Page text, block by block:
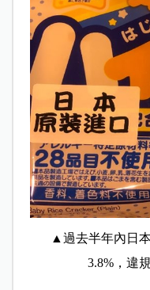
▲過去半年內日
3.8%，違